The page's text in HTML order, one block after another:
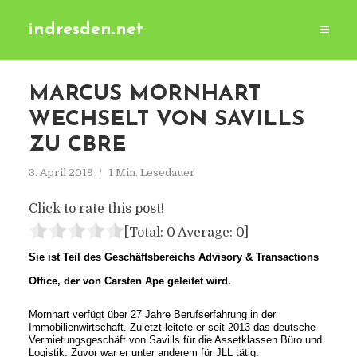
indresden.net
MARCUS MORNHART
WECHSELT VON SAVILLS
ZU CBRE
3. April 2019 1 Min. Lesedauer
Click to rate this post!
[Total: 0 Average: 0]
Sie ist Teil des Geschäftsbereichs Advisory & Transactions
Office, der von Carsten Ape geleitet wird.
Mornhart verfügt über 27 Jahre Berufserfahrung in der
Immobilienwirtschaft. Zuletzt leitete er seit 2013 das deutsche
Vermietungsgeschäft von Savills für die Assetklassen Büro und
Logistik. Zuvor war er unter anderem für JLL tätig.